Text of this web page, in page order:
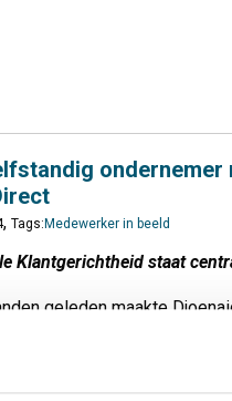
ondernemer
, Tags: Medewerker in beeld
Klantgerichtheid staat
geleden maakte
was hij het beu om